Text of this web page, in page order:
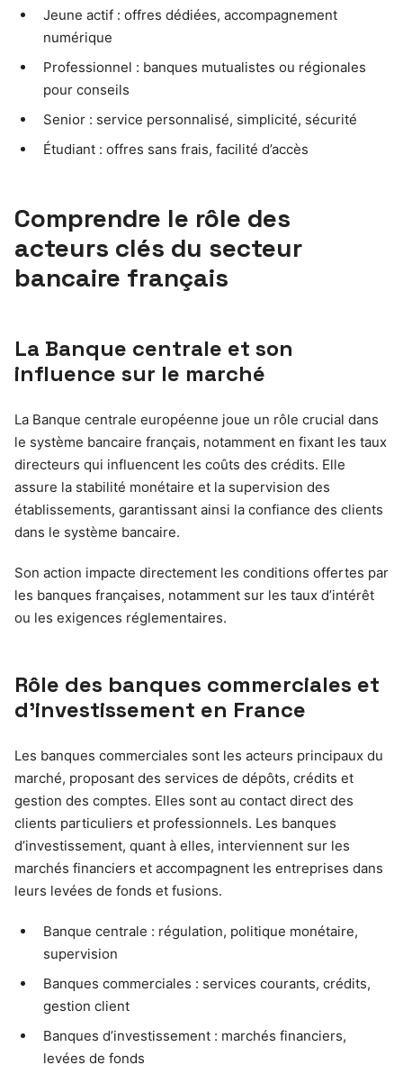
Jeune actif : offres dédiées, accompagnement
numérique
Professionnel : banques mutualistes ou régionales
pour conseils
Senior : service personnalisé, simplicité, sécurité
Étudiant : offres sans frais, facilité d’accès
Comprendre le rôle des
acteurs clés du secteur
bancaire français
La Banque centrale et son
influence sur le marché
La Banque centrale européenne joue un rôle crucial dans
le système bancaire français, notamment en fixant les taux
directeurs qui influencent les coûts des crédits. Elle
assure la stabilité monétaire et la supervision des
établissements, garantissant ainsi la confiance des clients
dans le système bancaire.
Son action impacte directement les conditions offertes par
les banques françaises, notamment sur les taux d’intérêt
ou les exigences réglementaires.
Rôle des banques commerciales et
d’investissement en France
Les banques commerciales sont les acteurs principaux du
marché, proposant des services de dépôts, crédits et
gestion des comptes. Elles sont au contact direct des
clients particuliers et professionnels. Les banques
d’investissement, quant à elles, interviennent sur les
marchés financiers et accompagnent les entreprises dans
leurs levées de fonds et fusions.
Banque centrale : régulation, politique monétaire,
supervision
Banques commerciales : services courants, crédits,
gestion client
Banques d’investissement : marchés financiers,
levées de fonds